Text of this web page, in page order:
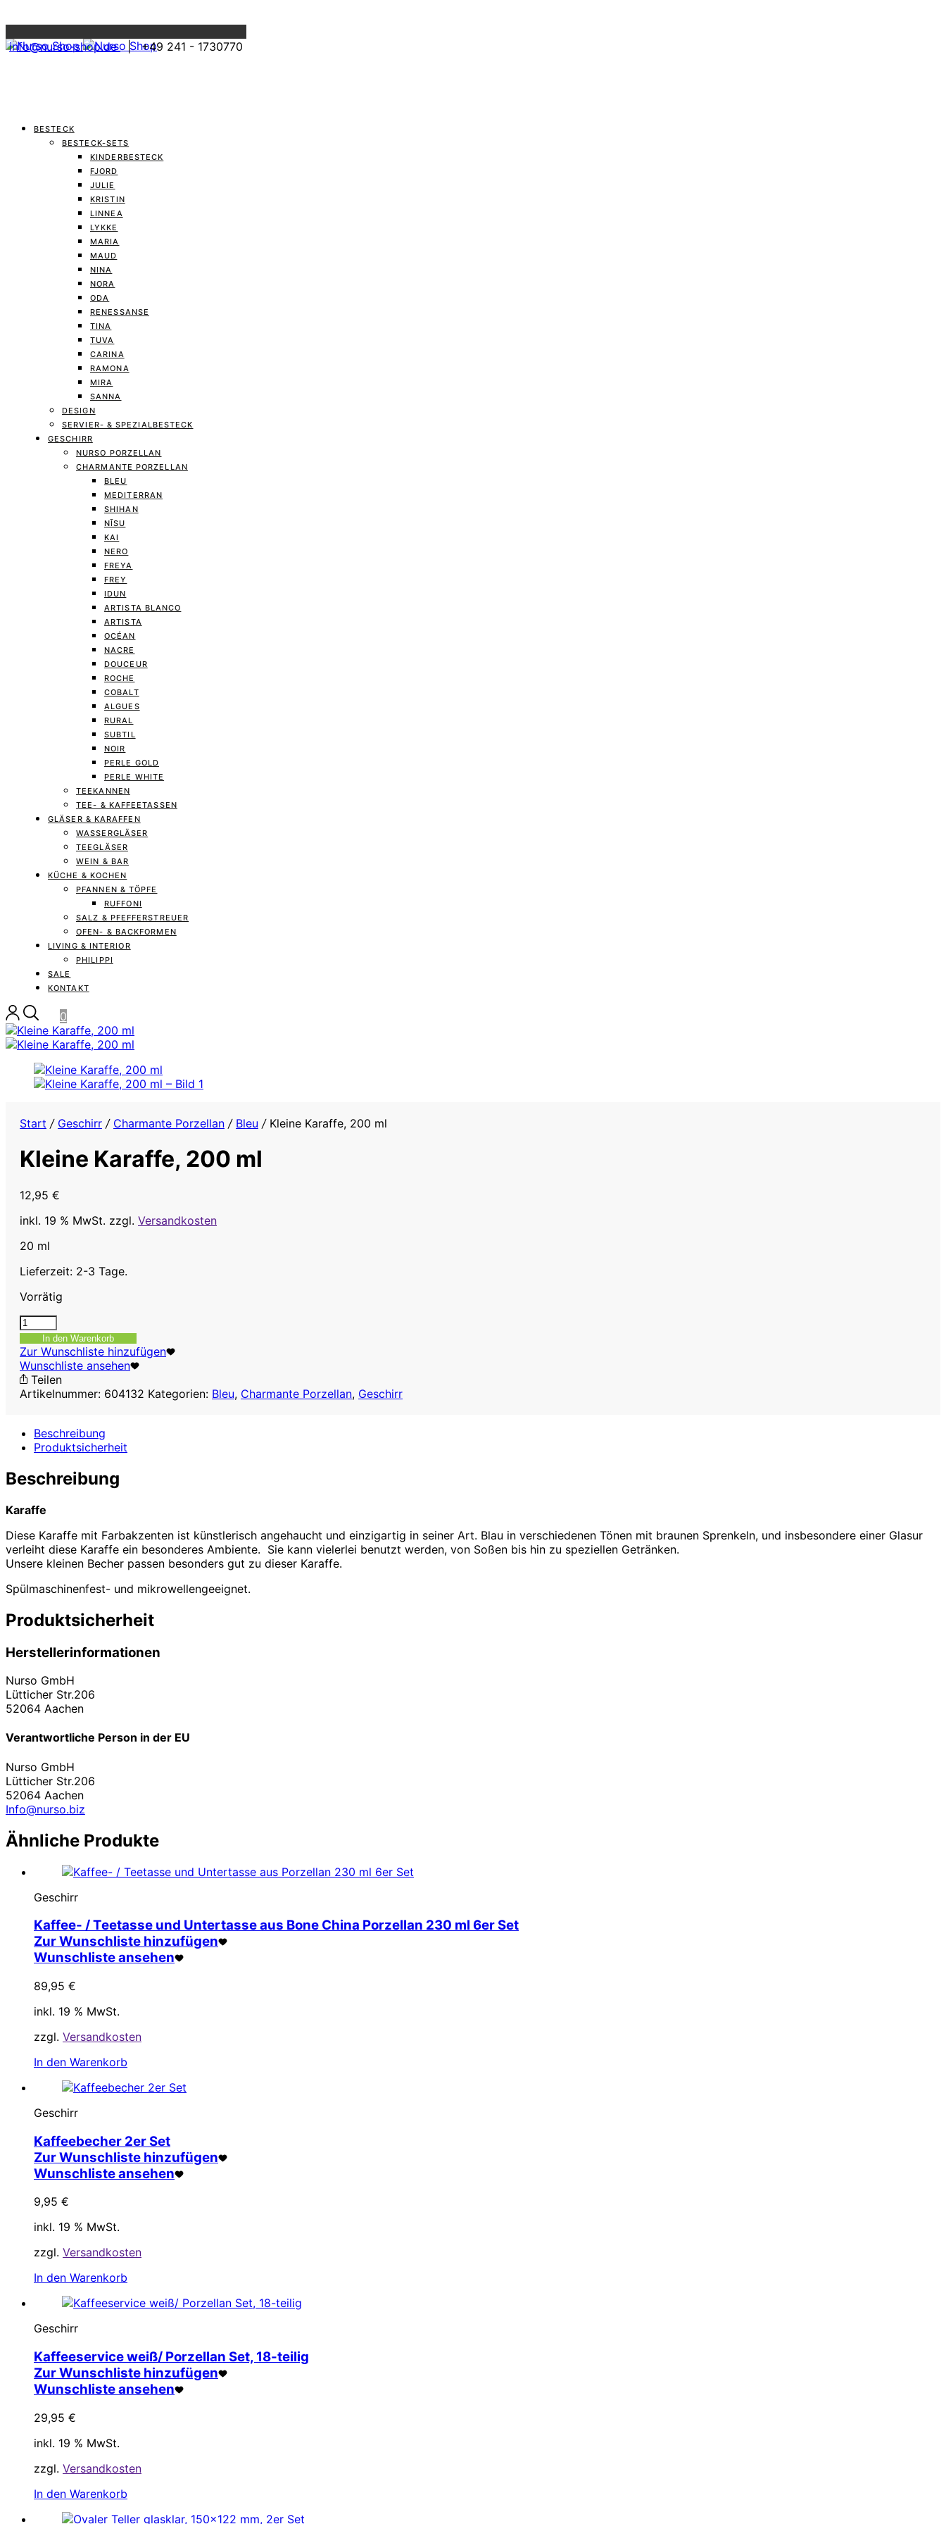
info@nurso-shop.de| +49 241 - 1730770
BESTECK
BESTECK-SETS
KINDERBESTECK
FJORD
JULIE
KRISTIN
LINNEA
LYKKE
MARIA
MAUD
NINA
NORA
ODA
RENESSANSE
TINA
TUVA
CARINA
RAMONA
MIRA
SANNA
DESIGN
SERVIER- & SPEZIALBESTECK
GESCHIRR
NURSO PORZELLAN
CHARMANTE PORZELLAN
BLEU
MEDITERRAN
SHIHAN
NĪSU
KAI
NERO
FREYA
FREY
IDUN
ARTISTA BLANCO
ARTISTA
OCÉAN
NACRE
DOUCEUR
ROCHE
COBALT
ALGUES
RURAL
SUBTIL
NOIR
PERLE GOLD
PERLE WHITE
TEEKANNEN
TEE- & KAFFEETASSEN
GLÄSER & KARAFFEN
WASSERGLÄSER
TEEGLÄSER
WEIN & BAR
KÜCHE & KOCHEN
PFANNEN & TÖPFE
RUFFONI
SALZ & PFEFFERSTREUER
OFEN- & BACKFORMEN
LIVING & INTERIOR
PHILIPPI
SALE
KONTAKT
0
Start / Geschirr / Charmante Porzellan / Bleu /Kleine Karaffe, 200 ml
Kleine Karaffe, 200 ml
12,95 €
inkl. 19 % MwSt. zzgl. Versandkosten
20 ml
Lieferzeit: 2-3 Tage.
Vorrätig
Kleine
Karaffe,
200
ml
Menge
In den Warenkorb
Zur Wunschliste hinzufügen
Wunschliste ansehen
Teilen
Artikelnummer: 604132 Kategorien: Bleu, Charmante Porzellan, Geschirr
Beschreibung
Produktsicherheit
Beschreibung
Karaffe
Diese Karaffe mit Farbakzenten ist künstlerisch angehaucht und einzigartig in seiner Art. Blau in verschiedenen Tönen mit braunen Sprenkeln, und insbesondere einer Glasur
verleiht diese Karaffe ein besonderes Ambiente. Sie kann vielerlei benutzt werden, von Soßen bis hin zu speziellen Getränken.
Unsere kleinen Becher passen besonders gut zu dieser Karaffe.
Spülmaschinenfest- und mikrowellengeeignet.
Produktsicherheit
Herstellerinformationen
Nurso GmbH
Lütticher Str.206
52064 Aachen
Verantwortliche Person in der EU
Nurso GmbH
Lütticher Str.206
52064 Aachen
Info@nurso.biz
Ähnliche Produkte
Geschirr
Kaffee- / Teetasse und Untertasse aus Bone China Porzellan 230 ml 6er Set
Zur Wunschliste hinzufügen
Wunschliste ansehen
89,95 €
inkl. 19 % MwSt.
zzgl. Versandkosten
In den Warenkorb
Geschirr
Kaffeebecher 2er Set
Zur Wunschliste hinzufügen
Wunschliste ansehen
9,95 €
inkl. 19 % MwSt.
zzgl. Versandkosten
In den Warenkorb
Geschirr
Kaffeeservice weiß/ Porzellan Set, 18-teilig
Zur Wunschliste hinzufügen
Wunschliste ansehen
29,95 €
inkl. 19 % MwSt.
zzgl. Versandkosten
In den Warenkorb